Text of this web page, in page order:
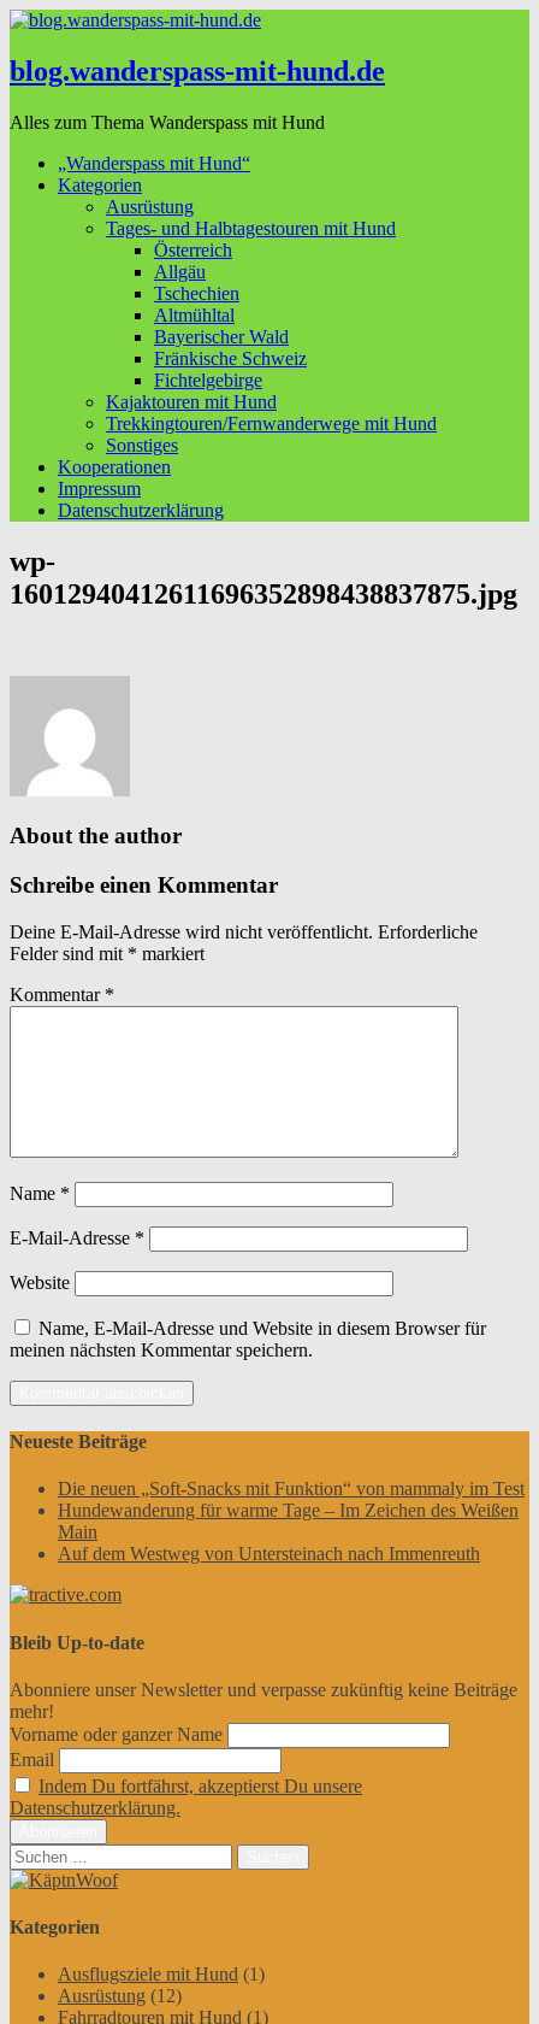
blog.wanderspass-mit-hund.de
Alles zum Thema Wanderspass mit Hund
„Wanderspass mit Hund“
Kategorien
Ausrüstung
Tages- und Halbtagestouren mit Hund
Österreich
Allgäu
Tschechien
Altmühltal
Bayerischer Wald
Fränkische Schweiz
Fichtelgebirge
Kajaktouren mit Hund
Trekkingtouren/Fernwanderwege mit Hund
Sonstiges
Kooperationen
Impressum
Datenschutzerklärung
wp-
16012940412611696352898438837875.jpg
About the author
Schreibe einen Kommentar
Deine E-Mail-Adresse wird nicht veröffentlicht. Erforderliche
Felder sind mit * markiert
Kommentar *
Name *
E-Mail-Adresse *
Website
Name, E-Mail-Adresse und Website in diesem Browser für
meinen nächsten Kommentar speichern.
Neueste Beiträge
Die neuen „Soft-Snacks mit Funktion“ von mammaly im Test
Hundewanderung für warme Tage – Im Zeichen des Weißen
Main
Auf dem Westweg von Untersteinach nach Immenreuth
Bleib Up-to-date
Abonniere unser Newsletter und verpasse zukünftig keine Beiträge
mehr!
Vorname oder ganzer Name
Email
Indem Du fortfährst, akzeptierst Du unsere
Datenschutzerklärung.
Suchen
nach:
Kategorien
Ausflugsziele mit Hund (1)
Ausrüstung (12)
Fahrradtouren mit Hund (1)